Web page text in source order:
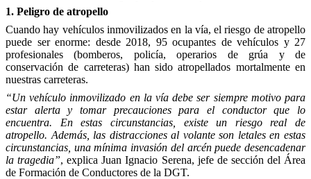
1. Peligro de atropello
Cuando hay vehículos inmovilizados en la vía, el riesgo de atropello
puede ser enorme: desde 2018, 95 ocupantes de vehículos y 27
profesionales (bomberos, policía, operarios de grúa y de
conservación de carreteras) han sido atropellados mortalmente en
nuestras carreteras.
“Un vehículo inmovilizado en la vía debe ser siempre motivo para
estar alerta y tomar precauciones para el conductor que lo
encuentra. En estas circunstancias, existe un riesgo real de
atropello. Además, las distracciones al volante son letales en estas
circunstancias, una mínima invasión del arcén puede desencadenar
la tragedia”, explica Juan Ignacio Serena, jefe de sección del Área
de Formación de Conductores de la DGT.